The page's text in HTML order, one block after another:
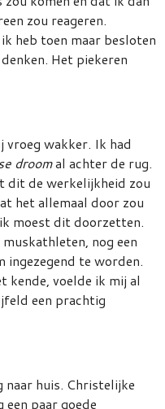
zou reageren.
heb toen maar besloten
Het piekeren
vroeg wakker. Ik had
droomal achter de rug.
dit de werkelijkheid zou
het allemaal door zou
moest dit doorzetten.
nog een
ingezegend te worden.
kende, voelde ik mij al
een prachtig
naar huis. Christelijke
paar goede